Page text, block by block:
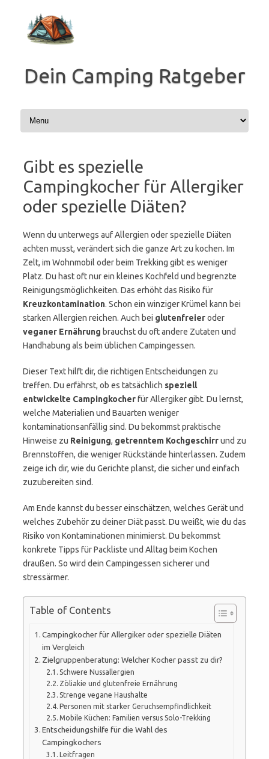
springen
Dein Camping Ratgeber
Gibt es spezielle
Campingkocher für Allergiker
oder spezielle Diäten?
Wenn du unterwegs auf Allergien oder spezielle Diäten
achten musst, verändert sich die ganze Art zu kochen. Im
Zelt, im Wohnmobil oder beim Trekking gibt es weniger
Platz. Du hast oft nur ein kleines Kochfeld und begrenzte
Reinigungsmöglichkeiten. Das erhöht das Risiko für
Kreuzkontamination. Schon ein winziger Krümel kann bei
starken Allergien reichen. Auch bei glutenfreieroder
veganer Ernährung brauchst du oft andere Zutaten und
Handhabung als beim üblichen Campingessen.
Dieser Text hilft dir, die richtigen Entscheidungen zu
treffen. Du erfährst, ob es tatsächlich speziell
entwickelte Campingkocherfür Allergiker gibt. Du lernst,
welche Materialien und Bauarten weniger
kontaminationsanfällig sind. Du bekommst praktische
Hinweise zu Reinigung, getrenntem Kochgeschirrund zu
Brennstoffen, die weniger Rückstände hinterlassen. Zudem
zeige ich dir, wie du Gerichte planst, die sicher und einfach
zuzubereiten sind.
Am Ende kannst du besser einschätzen, welches Gerät und
welches Zubehör zu deiner Diät passt. Du weißt, wie du das
Risiko von Kontaminationen minimierst. Du bekommst
konkrete Tipps für Packliste und Alltag beim Kochen
draußen. So wird dein Campingessen sicherer und
stressärmer.
Table of Contents
Campingkocher für Allergiker oder spezielle Diäten
im Vergleich
Zielgruppenberatung: Welcher Kocher passt zu dir?
Schwere Nussallergien
Zöliakie und glutenfreie Ernährung
Strenge vegane Haushalte
Personen mit starker Geruchsempfindlichkeit
Mobile Küchen: Familien versus Solo-Trekking
Entscheidungshilfe für die Wahl des
Campingkochers
Leitfragen